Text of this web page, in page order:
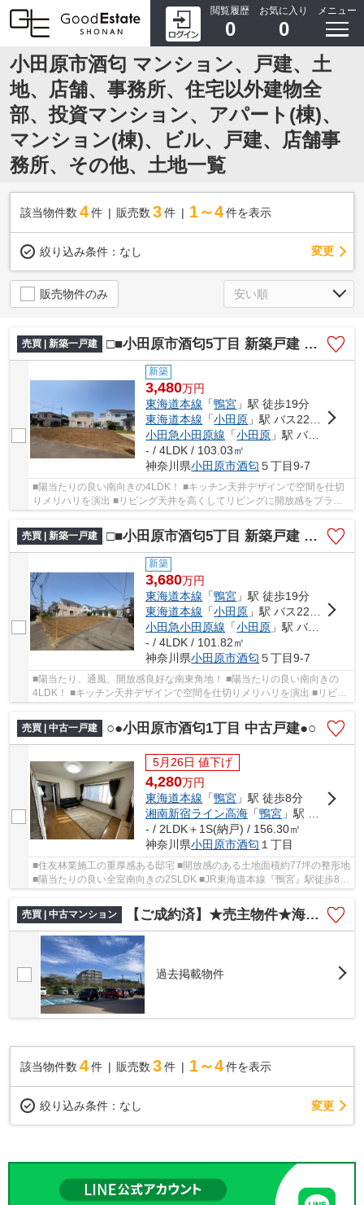
閲覧履歴
0
お気に入り
0
メニュー
小田原市酒匂 マンション、戸建、土
地、店舗、事務所、住宅以外建物全
部、投資マンション、アパート(棟)、
マンション(棟)、ビル、戸建、店舗事
務所、その他、土地一覧
該当物件数 4件 販売数 3 件 1～4 件を表示
絞り込み条件： なし 変更
販売物件のみ
売買 | 新築一戸建 □■小田原市酒匂5丁目 新築戸建 全2棟【1号棟】■□
新築
3,480万円
東海道本線 「鴨宮 」駅 徒歩19分
東海道本線 「小田原 」駅 バス22分 「印刷局前」 停歩4分
小田急小田原線 「小田原 」駅 バス22分 「印刷局前」 停歩4分
- / 4LDK / 103.03㎡
神奈川県小田原市酒匂 ５丁目9-7
■陽当たりの良い南向きの4LDK！ ■キッチン天井デザインで空間を仕切
りメリハリを演出 ■リビング天井を高くしてリビングに開放感をプラス
売買 | 新築一戸建
□■小田原市酒匂5丁目 新築戸建 全2棟【2号棟】■□
新築
3,680万円
東海道本線 「鴨宮 」駅 徒歩19分
東海道本線 「小田原 」駅 バス22分 「印刷局前」 停歩4分
小田急小田原線 「小田原 」駅 バス22分 「印刷局前」 停歩4分
- / 4LDK / 101.82㎡
神奈川県小田原市酒匂 ５丁目9-7
■陽当たり、通風、開放感良好な南東角地！ ■陽当たりの良い南向きの
4LDK！ ■キッチン天井デザインで空間を仕切りメリハリを演出 ■リビン
売買 | 中古一戸建
○●小田原市酒匂1丁目 中古戸建●○
5月26日 値下げ
4,280万円
東海道本線 「鴨宮 」駅 徒歩8分
湘南新宿ライン高海 「鴨宮 」駅 徒歩8分
- / 2LDK＋1S(納戸) / 156.30㎡
神奈川県小田原市酒匂 １丁目
■住友林業施工の重厚感ある邸宅 ■開放感のある土地面積約77坪の整形地
■陽当たりの良い全室南向きの2SLDK ■JR東海道本線『鴨宮』駅徒歩8分
の好立地 ■お手入れラクラクなIHクッキングヒ...
売買 | 中古マンション
【ご成約済】★売主物件★海が見えるリノベーションマンション■□
過去掲載物件
該当物件数 4件 販売数 3 件 1～4 件を表示
絞り込み条件： なし 変更